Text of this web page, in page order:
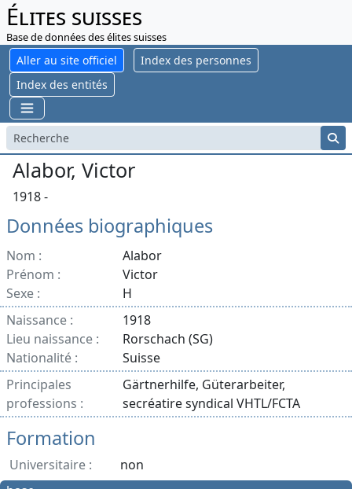
Élites suisses
Base de données des élites suisses
Aller au site officiel
Index des personnes
Index des entités
Alabor, Victor
1918 -
Données biographiques
Nom :
Alabor
Prénom :
Victor
Sexe :
H
Naissance :
1918
Lieu naissance :
Rorschach (SG)
Nationalité :
Suisse
Principales
professions :
Gärtnerhilfe, Güterarbeiter,
secréatire syndical VHTL/FCTA
Formation
Universitaire :
non